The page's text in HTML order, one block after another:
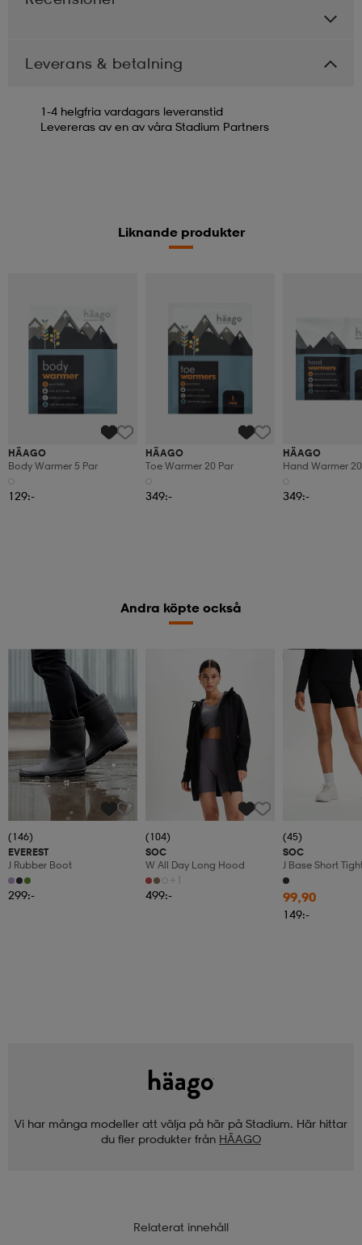
Leverans & betalning
1-4 helgfria vardagars leveranstid
Levereras av en av våra Stadium Partners
Liknande produkter
HÄAGO
Body Warmer 5 Par
129:-
HÄAGO
Toe Warmer 20 Par
349:-
HÄAGO
Hand Warmer
349:-
Andra köpte också
(146)
EVEREST
J Rubber Boot
299:-
(104)
SOC
W All Day Long Hood
+1
499:-
Member
(45)
SOC
J Base Short
99,90
149:-
Vi har många modeller att välja på här på Stadium. Här hittar
du fler produkter från HÄAGO
Relaterat innehåll